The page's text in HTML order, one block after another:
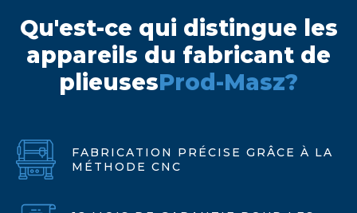
Qu'est-ce qui distingue les
appareils du fabricant de
plieusesProd-Masz?
FABRICATION PRÉCISE GRÂCE À LA
MÉTHODE CNC